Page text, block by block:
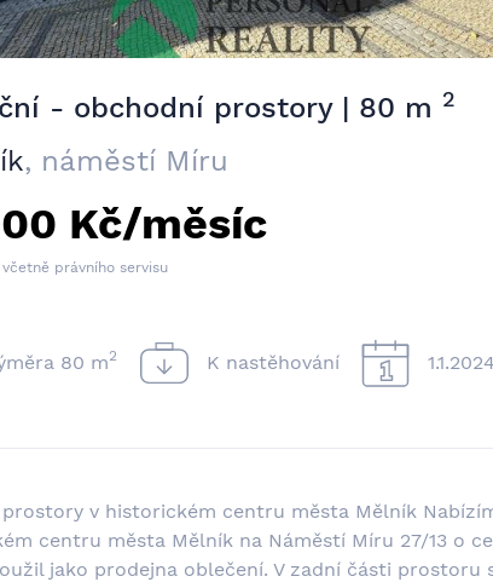
- obchodní prostory | 80 m 2
, náměstí Míru
Kč/měsíc
právního servisu
80 m2 K nastěhování 1.1.2024
v historickém centru města Mělník
centru města Mělník na Náměstí Míru 27/13 o
jako prodejna oblečení. V zadní části prostoru